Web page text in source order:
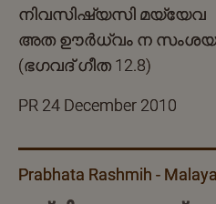
നിവസിഷ്യസി മയ്യേവ
അത ഊർധ്വം ന സംശയ:
(ഭഗവദ് ഗീത 12.8)
PR 24 December 2010
Prabhata Rashmih -